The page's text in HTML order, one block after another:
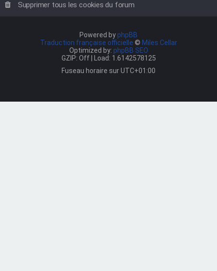
Supprimer tous les cookies du forum
Powered byphpBB
Traduction française officielle © Miles Cellar
Optimized by: phpBB SEO
GZIP: Off | Load: 1.6142578125
Fuseau horaire surUTC+01:00